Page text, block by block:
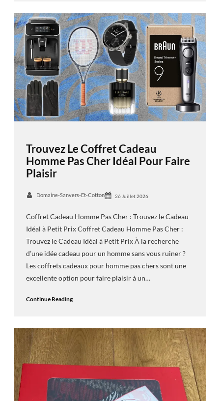
Trouvez Le Coffret Cadeau
Homme Pas Cher Idéal Pour Faire
Plaisir
Domaine-Sanvers-Et-Cotton 26 Juillet 2026
Coffret Cadeau Homme Pas Cher : Trouvez le Cadeau
Idéal à Petit Prix Coffret Cadeau Homme Pas Cher :
Trouvez le Cadeau Idéal à Petit Prix À la recherche
d’une idée cadeau pour un homme sans vous ruiner ?
Les coffrets cadeaux pour homme pas chers sont une
excellente option pour faire plaisir à un…
Continue Reading